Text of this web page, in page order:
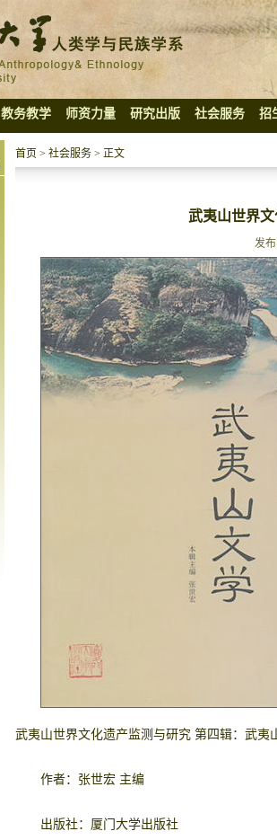
教务教学 师资力量 研究出版 社会服务 招
首页 > 社会服务 > 正文
武夷山世界
发
武夷山世界文化遗产监测与研究 第四辑：武夷
作者：张世宏 主编
出版社：厦门大学出版社